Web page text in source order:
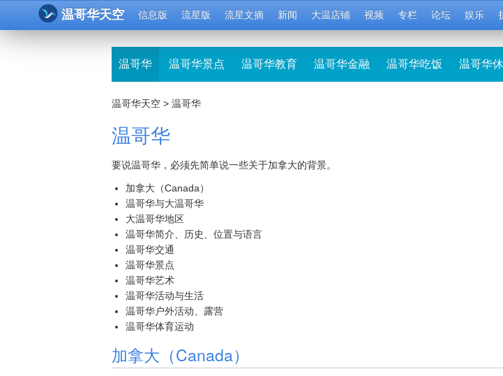
温哥华天空 信息版 流星版 流星文摘 新闻 大温店铺 视频 专栏 论坛 娱乐
温哥华 温哥华景点 温哥华教育 温哥华金融 温哥华吃饭 温哥华
温哥华天空 > 温哥华
温哥华
要说温哥华，必须先简单说一些关于加拿大的背景。
加拿大（Canada）
温哥华与大温哥华
大温哥华地区
温哥华简介、历史、位置与语言
温哥华交通
温哥华景点
温哥华艺术
温哥华活动与生活
温哥华户外活动、露营
温哥华体育运动
加拿大（Canada）